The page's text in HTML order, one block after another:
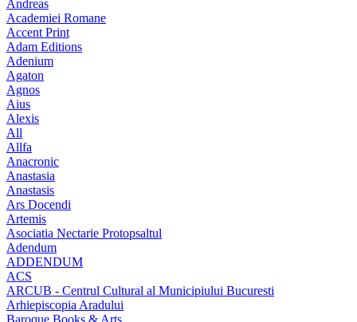
Andreas
Academiei Romane
Accent Print
Adam Editions
Adenium
Agaton
Agnos
Aius
Alexis
All
Allfa
Anacronic
Anastasia
Anastasis
Ars Docendi
Artemis
Asociatia Nectarie Protopsaltul
Adendum
ADDENDUM
ACS
ARCUB - Centrul Cultural al Municipiului Bucuresti
Arhiepiscopia Aradului
Baroque Books & Arts